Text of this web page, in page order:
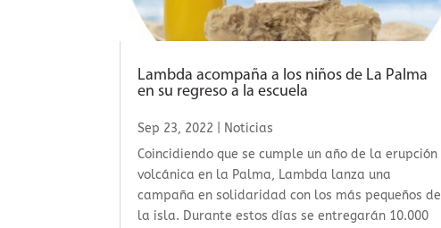
Lambda acompaña a los niños de La Palma
en su regreso a la escuela
Sep 23, 2022
Noticias
Coincidiendo que se cumple un año de la erupción
volcánica en la Palma, Lambda lanza una
campaña en solidaridad con los más pequeños de
la isla. Durante estos días se entregarán 10.000